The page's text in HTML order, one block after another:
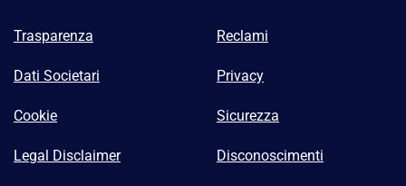
Trasparenza Reclami
Dati Societari Privacy
Cookie Sicurezza
Legal Disclaimer Disconoscimenti